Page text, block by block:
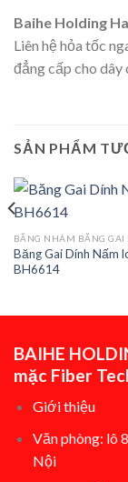
Baihe Holding
Liên hệ hỏa tốc
đẳng cấp cho dây
SẢN PHẨM
BĂNG NHÁM BĂNG GAI
Băng Gai Dính Nấm
BH6614
BAIHE
mặc Fiber
Giới thiệu
Văn phòng: lô
Nội